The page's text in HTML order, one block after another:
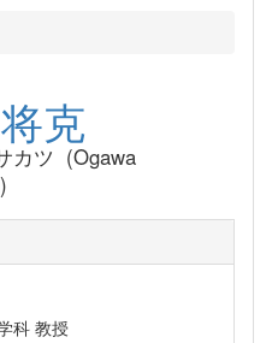
克
カツ (Ogawa
科 教授